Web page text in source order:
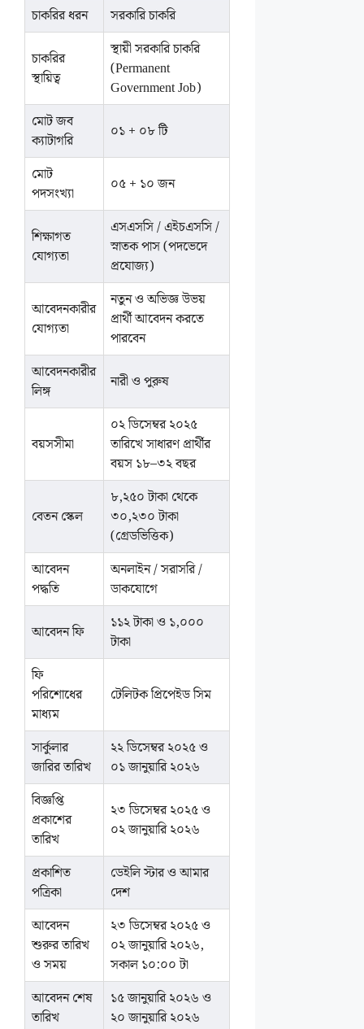
চাকরির ধরন
সরকারি চাকরি
চাকরির
স্থায়িত্ব
স্থায়ী সরকারি চাকরি
(Permanent
Government Job)
মোট জব
ক্যাটাগরি
০১ + ০৮ টি
মোট
পদসংখ্যা
০৫ + ১০ জন
শিক্ষাগত
যোগ্যতা
এসএসসি / এইচএসসি /
স্নাতক পাস (পদভেদে
প্রযোজ্য)
আবেদনকারীর
যোগ্যতা
নতুন ও অভিজ্ঞ উভয়
প্রার্থী আবেদন করতে
পারবেন
আবেদনকারীর
লিঙ্গ
নারী ও পুরুষ
বয়সসীমা
০২ ডিসেম্বর ২০২৫
তারিখে সাধারণ প্রার্থীর
বয়স ১৮–৩২ বছর
বেতন স্কেল
৮,২৫০ টাকা থেকে
৩০,২৩০ টাকা
(গ্রেডভিত্তিক)
আবেদন
পদ্ধতি
অনলাইন / সরাসরি /
ডাকযোগে
আবেদন ফি
১১২ টাকা ও ১,০০০
টাকা
ফি
পরিশোধের
মাধ্যম
টেলিটক প্রিপেইড সিম
সার্কুলার
জারির তারিখ
২২ ডিসেম্বর ২০২৫ ও
০১ জানুয়ারি ২০২৬
বিজ্ঞপ্তি
প্রকাশের
তারিখ
২৩ ডিসেম্বর ২০২৫ ও
০২ জানুয়ারি ২০২৬
প্রকাশিত
পত্রিকা
ডেইলি স্টার ও আমার
দেশ
আবেদন
শুরুর তারিখ
ও সময়
২৩ ডিসেম্বর ২০২৫ ও
০২ জানুয়ারি ২০২৬,
সকাল ১০:০০ টা
আবেদন শেষ
তারিখ
১৫ জানুয়ারি ২০২৬ ও
২০ জানুয়ারি ২০২৬